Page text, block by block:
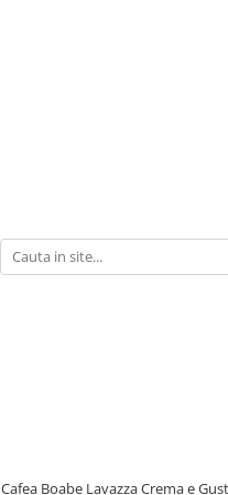
Cafea Boabe Lavazza Crema e